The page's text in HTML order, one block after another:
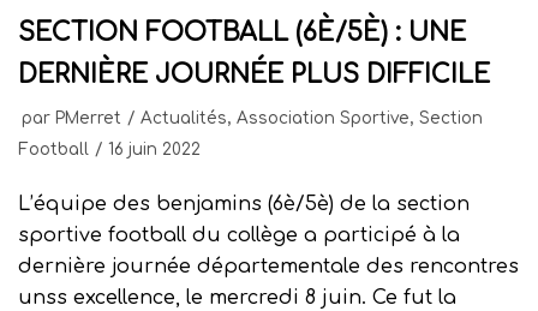
SECTION FOOTBALL (6È/5È) : UNE
DERNIÈRE JOURNÉE PLUS DIFFICILE
par PMerret Actualités, Association Sportive, Section
Football
16 juin 2022
L’équipe des benjamins (6è/5è) de la section
sportive football du collège a participé à la
dernière journée départementale des rencontres
unss excellence, le mercredi 8 juin. Ce fut la